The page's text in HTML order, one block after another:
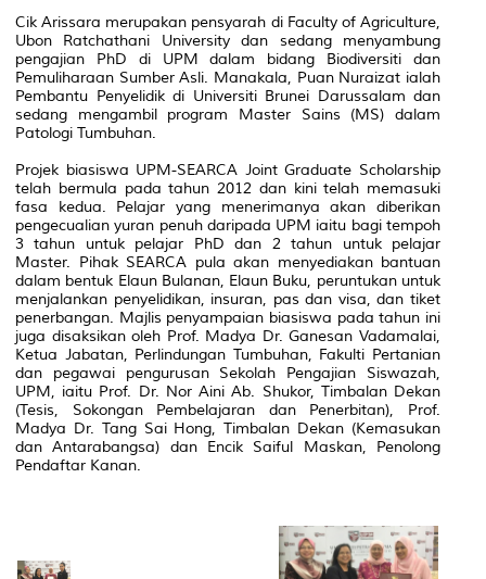
Cik Arissara merupakan pensyarah di Faculty of Agriculture,
Ubon Ratchathani University dan sedang menyambung
pengajian PhD di UPM dalam bidang Biodiversiti dan
Pemuliharaan Sumber Asli. Manakala, Puan Nuraizat ialah
Pembantu Penyelidik di Universiti Brunei Darussalam dan
sedang mengambil program Master Sains (MS) dalam
Patologi Tumbuhan.
Projek biasiswa UPM-SEARCA Joint Graduate Scholarship
telah bermula pada tahun 2012 dan kini telah memasuki
fasa kedua. Pelajar yang menerimanya akan diberikan
pengecualian yuran penuh daripada UPM iaitu bagi tempoh
3 tahun untuk pelajar PhD dan 2 tahun untuk pelajar
Master. Pihak SEARCA pula akan menyediakan bantuan
dalam bentuk Elaun Bulanan, Elaun Buku, peruntukan untuk
menjalankan penyelidikan, insuran, pas dan visa, dan tiket
penerbangan. Majlis penyampaian biasiswa pada tahun ini
juga disaksikan oleh Prof. Madya Dr. Ganesan Vadamalai,
Ketua Jabatan, Perlindungan Tumbuhan, Fakulti Pertanian
dan pegawai pengurusan Sekolah Pengajian Siswazah,
UPM, iaitu Prof. Dr. Nor Aini Ab. Shukor, Timbalan Dekan
(Tesis, Sokongan Pembelajaran dan Penerbitan), Prof.
Madya Dr. Tang Sai Hong, Timbalan Dekan (Kemasukan
dan Antarabangsa) dan Encik Saiful Maskan, Penolong
Pendaftar Kanan.